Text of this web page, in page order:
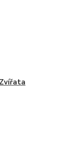
Zvířata